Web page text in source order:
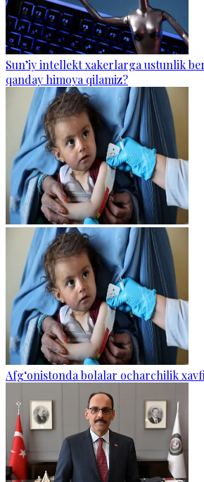
Sun’iy intellekt xakerlarga ustunlik
qanday himoya qilamiz?
Afg‘onistonda bolalar ocharchilik